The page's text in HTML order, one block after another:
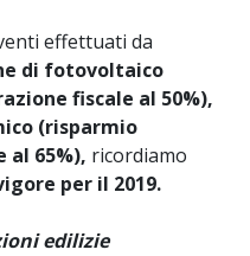
effettuati da
di fotovoltaico
fiscale al 50%),
(risparmio
al 65%), ricordiamo
per il 2019.
edilizie